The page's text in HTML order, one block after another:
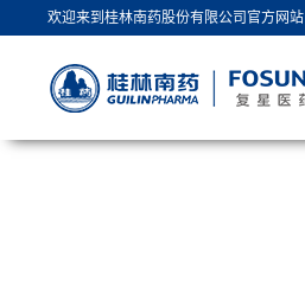
欢迎来到桂林南药股份有限公司官方网站